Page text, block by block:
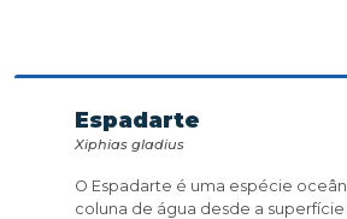
Espadarte
Xiphias gladius
O Espadarte é uma espécie
coluna de água desde a superfície